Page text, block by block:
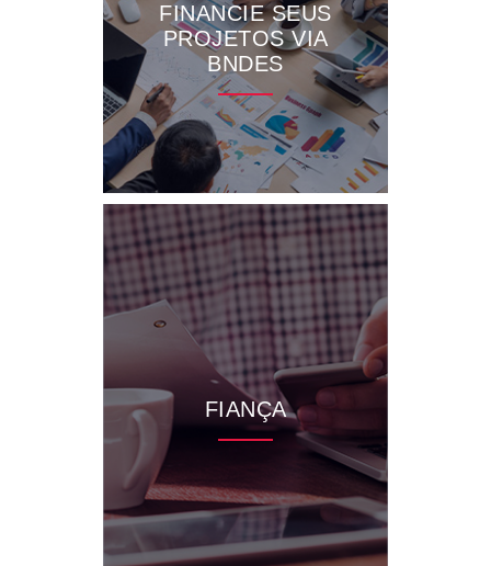
FINANCIE SEUS
PROJETOS VIA
BNDES
FIANÇA